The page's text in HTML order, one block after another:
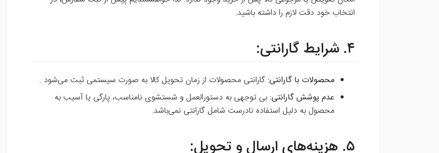
انتخاب خود دقت لازم را داشته باشید.
۴. شرایط گارانتی:
محصولات با گارانتی:گارانتی محصولات از زمان تحویل کالا به صورت سیستمی ثبت می‌شود .
عدم پوشش گارانتی:بی توجهی به دستورالعمل و شستشوی نامناسب، پارگی یا آسیب به
محصول به دلیل استفاده نادرست شامل گارانتی نمی‌باشد.
۵. هزینه‌های ارسال و تحویل: